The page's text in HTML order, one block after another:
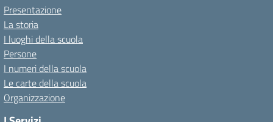
Presentazione
La storia
I luoghi della scuola
Persone
I numeri della scuola
Le carte della scuola
Organizzazione